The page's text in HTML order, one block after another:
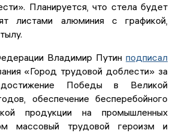
Планируется, что стела будет
листами алюминия с графикой,
Владимир Путинподписал
«Город трудовой доблести» за
Победы в Великой
обеспечение бесперебойного
продукции на промышленных
массовый трудовой героизм и